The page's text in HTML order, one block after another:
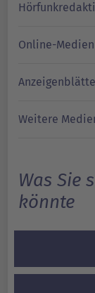
Online-Medien
Weitere
Was Sie
könnte